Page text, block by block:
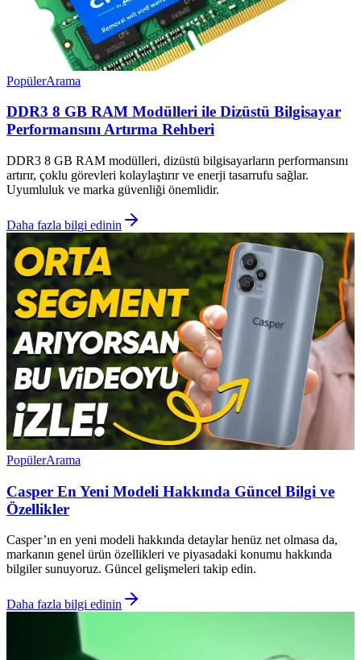
PopülerArama
DDR3 8 GB RAM Modülleri ile Dizüstü Bilgisayar
Performansını Artırma Rehberi
DDR3 8 GB RAM modülleri, dizüstü bilgisayarların performansını
artırır, çoklu görevleri kolaylaştırır ve enerji tasarrufu sağlar.
Uyumluluk ve marka güvenliği önemlidir.
Daha fazla bilgi edinin
PopülerArama
Casper En Yeni Modeli Hakkında Güncel Bilgi ve
Özellikler
Casper’ın en yeni modeli hakkında detaylar henüz net olmasa da,
markanın genel ürün özellikleri ve piyasadaki konumu hakkında
bilgiler sunuyoruz. Güncel gelişmeleri takip edin.
Daha fazla bilgi edinin